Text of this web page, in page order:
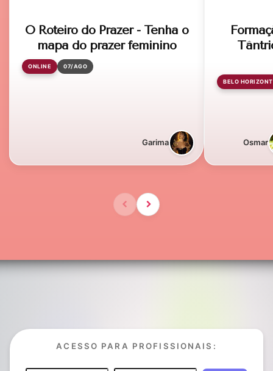
O Roteiro do Prazer - Tenha o
mapa do prazer feminino
ONLINE 07/AGO
Garima
BELO
Osmar
ACESSO PARA PROFISSIONAIS: